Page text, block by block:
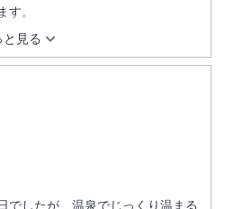
と見る
。
でしたが、温泉でじっくり温まる